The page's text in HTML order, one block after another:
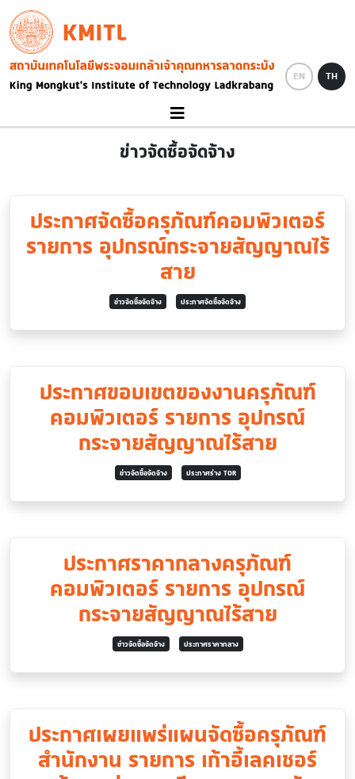
Skip to main content
KMITL
Image
EN TH
ข่าวจัดซื้อจัดจ้าง
ประกาศจัดซื้อครุภัณฑ์คอมพิวเตอร์
รายการ อุปกรณ์กระจายสัญญาณไร้
สาย
ข่าวจัดซื้อจัดจ้าง ประกาศจัดซื้อจัดจ้าง
ประกาศขอบเขตของงานครุภัณฑ์
คอมพิวเตอร์ รายการ อุปกรณ์
กระจายสัญญาณไร้สาย
ข่าวจัดซื้อจัดจ้าง ประกาศร่าง TOR
ประกาศราคากลางครุภัณฑ์
คอมพิวเตอร์ รายการ อุปกรณ์
กระจายสัญญาณไร้สาย
ข่าวจัดซื้อจัดจ้าง ประกาศราคากลาง
ประกาศเผยแพร่แผนจัดซื้อครุภัณฑ์
สำนักงาน รายการ เก้าอี้เลคเชอร์